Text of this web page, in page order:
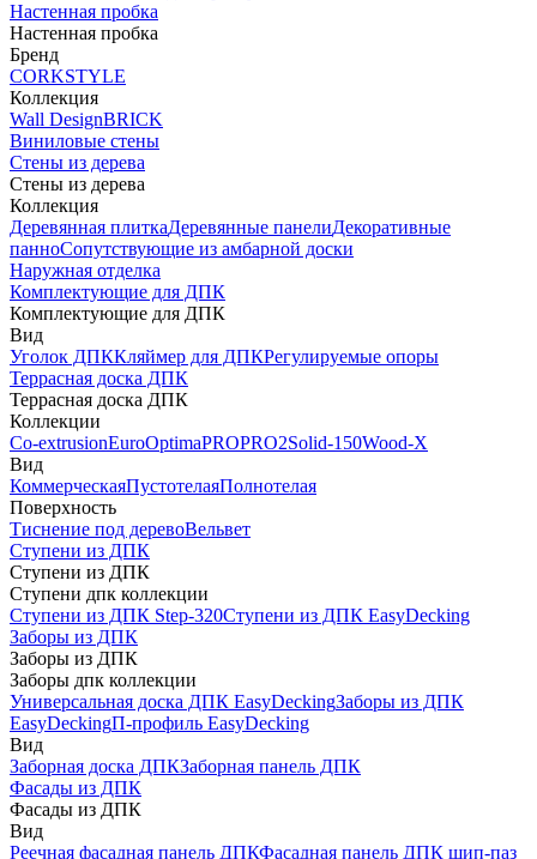
Настенная пробка
Настенная пробка
Бренд
CORKSTYLE
Коллекция
Wall DesignBRICK
Виниловые стены
Стены из дерева
Стены из дерева
Коллекция
Деревянная плиткаДеревянные панелиДекоративные
панноСопутствующие из амбарной доски
Наружная отделка
Комплектующие для ДПК
Комплектующие для ДПК
Вид
Уголок ДПККляймер для ДПКРегулируемые опоры
Террасная доска ДПК
Террасная доска ДПК
Коллекции
Co-extrusionEuroOptimaPROPRO2Solid-150Wood-X
Вид
КоммерческаяПустотелаяПолнотелая
Поверхность
Тиснение под деревоВельвет
Ступени из ДПК
Ступени из ДПК
Ступени дпк коллекции
Ступени из ДПК Step-320Ступени из ДПК EasyDecking
Заборы из ДПК
Заборы из ДПК
Заборы дпк коллекции
Универсальная доска ДПК EasyDeckingЗаборы из ДПК
EasyDeckingП-профиль EasyDecking
Вид
Заборная доска ДПКЗаборная панель ДПК
Фасады из ДПК
Фасады из ДПК
Вид
Реечная фасадная панель ДПКФасадная панель ДПК шип-паз